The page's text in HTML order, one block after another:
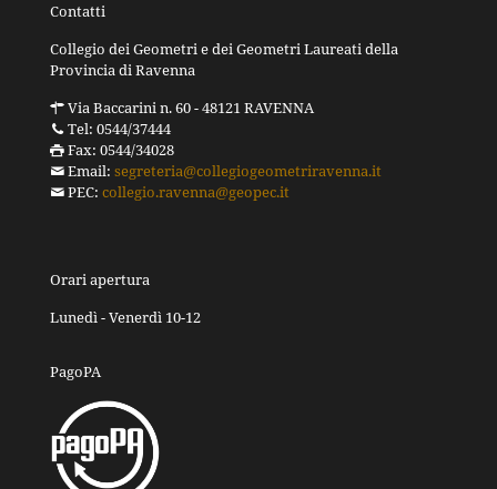
Contatti
Collegio dei Geometri e dei Geometri Laureati della
Provincia di Ravenna
Via Baccarini n. 60 - 48121 RAVENNA
Tel: 0544/37444
Fax: 0544/34028
Email: segreteria@collegiogeometriravenna.it
PEC: collegio.ravenna@geopec.it
Orari apertura
Lunedì - Venerdì 10-12
PagoPA